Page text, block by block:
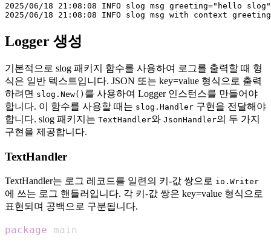
2025/06/18 21:08:08 INFO slog msg greeting="hello slog"
Logger 생성
기본적으로 slog 패키지 함수를 사용하여 로그를 출력할 때 형
식은 일반 텍스트입니다. JSON 또는 key=value 형식으로 출력
하려면 slog.New() 를 사용하여 Logger 인스턴스를 만들어야
합니다. 이 함수를 사용할 때는 slog.Handler 구현을 전달해야
합니다. slog 패키지는 TextHandler와 JsonHandler의 두 가지
구현을 제공합니다.
TextHandler
TextHandler는 로그 레코드를 일련의 키-값 쌍으로 io.Writer
에 쓰는 로그 핸들러입니다. 각 키-값 쌍은 key=value 형식으로
표현되며 공백으로 구분됩니다.
package